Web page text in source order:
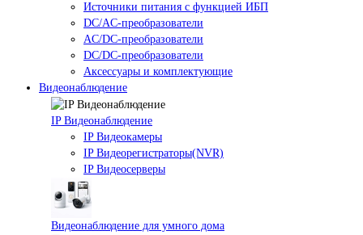
Источники питания c функцией ИБП
DC/AC-преобразователи
AC/DC-преобразователи
DC/DC-преобразователи
Аксессуары и комплектующие
Видеонаблюдение
IP Видеонаблюдение
IP Видеокамеры
IP Видеорегистраторы(NVR)
IP Видеосерверы
Видеонаблюдение для умного дома